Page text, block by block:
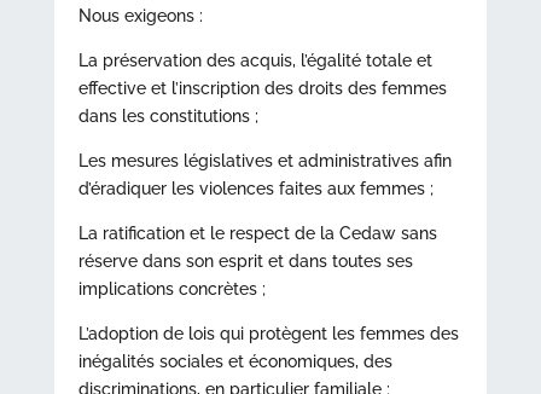
Nous exigeons :
La préservation des acquis, l’égalité totale et
effective et l’inscription des droits des femmes
dans les constitutions ;
Les mesures législatives et administratives afin
d’éradiquer les violences faites aux femmes ;
La ratification et le respect de la Cedaw sans
réserve dans son esprit et dans toutes ses
implications concrètes ;
L’adoption de lois qui protègent les femmes des
inégalités sociales et économiques, des
discriminations, en particulier familiale ;